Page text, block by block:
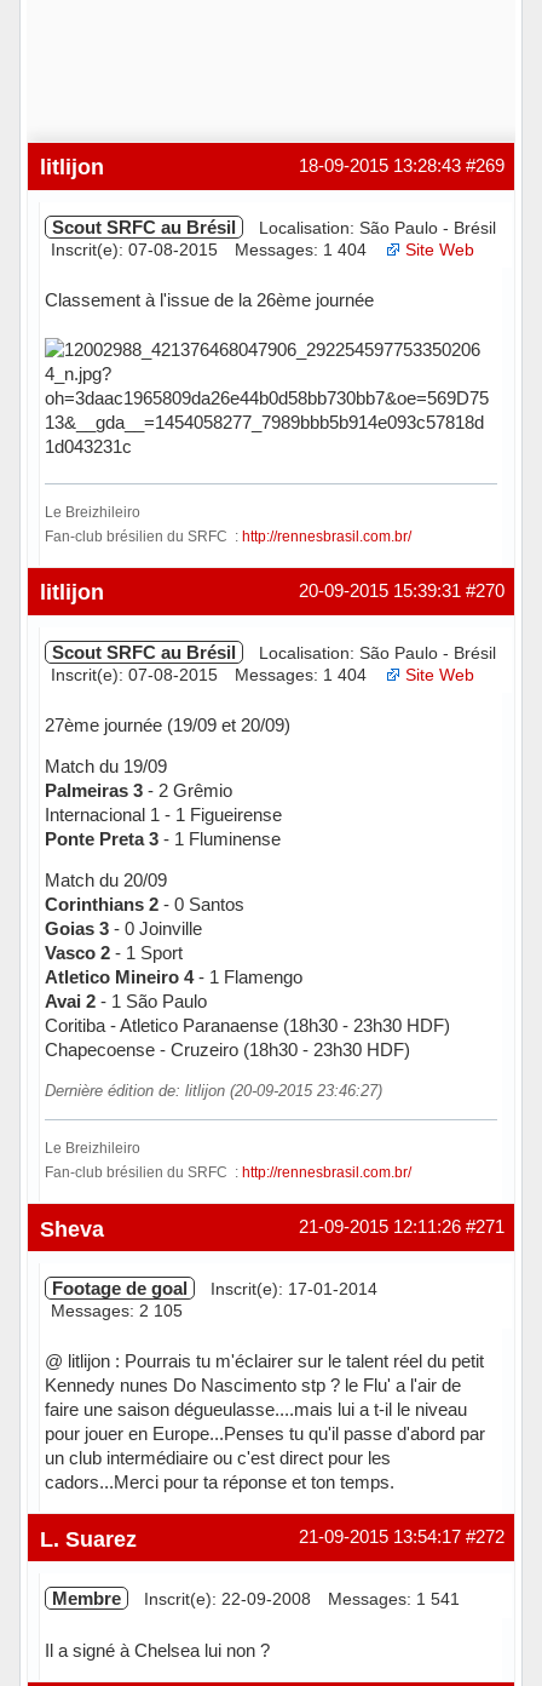
#269
18-09-2015 13:28:43
litlijon
Scout SRFC au Brésil
Localisation: São Paulo - Brésil
Inscrit(e): 07-08-2015
Messages: 1 404 Site Web
Classement à l'issue de la 26ème journée
Le Breizhileiro
Fan-club brésilien du SRFC : http://rennesbrasil.com.br/
Hors ligne #270
20-09-2015 15:39:31
litlijon
Scout SRFC au Brésil
Localisation: São Paulo - Brésil
Inscrit(e): 07-08-2015
Messages: 1 404 Site Web
27ème journée (19/09 et 20/09)
Match du 19/09
Palmeiras 3- 2 Grêmio
Internacional 1 - 1 Figueirense
Ponte Preta 3- 1 Fluminense
Match du 20/09
Corinthians 2- 0 Santos
Goias 3- 0 Joinville
Vasco 2- 1 Sport
Atletico Mineiro 4- 1 Flamengo
Avai 2- 1 São Paulo
Coritiba - Atletico Paranaense (18h30 - 23h30 HDF)
Chapecoense - Cruzeiro (18h30 - 23h30 HDF)
Dernière édition de: litlijon (20-09-2015 23:46:27)
Le Breizhileiro
Fan-club brésilien du SRFC : http://rennesbrasil.com.br/
Hors ligne #271
21-09-2015 12:11:26
Sheva
Footage de goal
Inscrit(e): 17-01-2014
Messages: 2 105
@ litlijon : Pourrais tu m'éclairer sur le talent réel du petit
Kennedy nunes Do Nascimento stp ? le Flu' a l'air de
faire une saison dégueulasse....mais lui a t-il le niveau
pour jouer en Europe...Penses tu qu'il passe d'abord par
un club intermédiaire ou c'est direct pour les
cadors...Merci pour ta réponse et ton temps.
Hors ligne #272
21-09-2015 13:54:17
L. Suarez
Membre Inscrit(e): 22-09-2008 Messages: 1 541
Il a signé à Chelsea lui non ?